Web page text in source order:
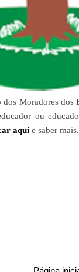
dos Moradores
ou
aqui e saber mais.